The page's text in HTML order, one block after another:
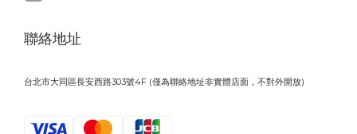
聯絡地址
台北市大同區長安西路303號4F (僅為聯絡地址非實體店面，不對外開放)